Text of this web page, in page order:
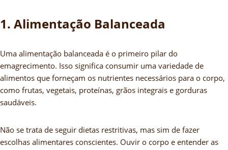
1. Alimentação Balanceada
Uma alimentação balanceada é o primeiro pilar do
emagrecimento. Isso significa consumir uma variedade de
alimentos que forneçam os nutrientes necessários para o corpo,
como frutas, vegetais, proteínas, grãos integrais e gorduras
saudáveis.
Não se trata de seguir dietas restritivas, mas sim de fazer
escolhas alimentares conscientes. Ouvir o corpo e entender as